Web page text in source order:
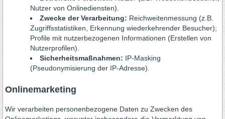
Nutzer von Onlinediensten).
Zwecke der Verarbeitung: Reichweitenmessung (z.B.
Zugriffsstatistiken, Erkennung wiederkehrender Besucher);
Profile mit nutzerbezogenen Informationen (Erstellen von
Nutzerprofilen).
Sicherheitsmaßnahmen: IP-Masking
(Pseudonymisierung der IP-Adresse).
Onlinemarketing
Wir verarbeiten personenbezogene Daten zu Zwecken des